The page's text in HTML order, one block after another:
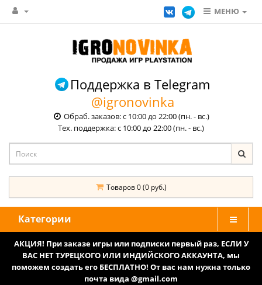
МЕНЮ
Поддержка в Telegram
@igronovinka
Обраб. заказов: с 10:00 до 22:00 (пн. - вс.)
Тех. поддержка: с 10:00 до 22:00 (пн. - вс.)
Товаров 0 (0 руб.)
Категории
АКЦИЯ! При заказе игры или подписки первый раз, ЕСЛИ У
ВАС НЕТ ТУРЕЦКОГО ИЛИ ИНДИЙСКОГО АККАУНТА, мы
поможем создать его БЕСПЛАТНО! От вас нам нужна только
почта вида @gmail.com